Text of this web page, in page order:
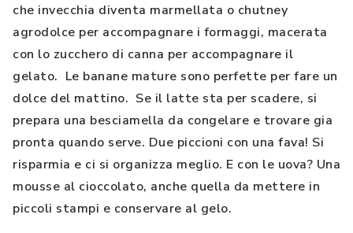
che invecchia diventa marmellata o chutney
agrodolce per accompagnare i formaggi, macerata
con lo zucchero di canna per accompagnare il
gelato. Le banane mature sono perfette per fare un
dolce del mattino. Se il latte sta per scadere, si
prepara una besciamella da congelare e trovare gia
pronta quando serve. Due piccioni con una fava! Si
risparmia e ci si organizza meglio. E con le uova? Una
mousse al cioccolato, anche quella da mettere in
piccoli stampi e conservare al gelo.